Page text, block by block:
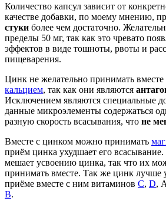
Количество капсул зависит от
качестве добавки, по моему мнению,
стуки более чем достаточно.
пределы 50 мг, так как это чревато
эффектов в виде тошноты, рвоты и
пищеварения.
Цинк не желательно принимать вместе
кальцием, так как они являются
Исключением являются специальные
данные микроэлементы содержаться
разную скорость всасывания, что не
Вместе с цинком можно принимать
приём цинка ухудшает его
мешает усвоению цинка, так что их
принимать вместе. Так же цинк лучше
приёме вместе с ним витаминов С, D,
В.